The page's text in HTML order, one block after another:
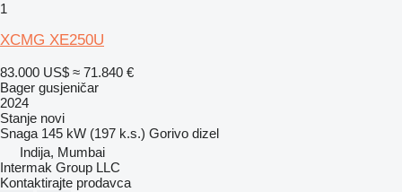
1
XCMG XE250U
83.000 US$ ≈ 71.840 €
Bager gusjeničar
2024
Stanje novi
Snaga 145 kW (197 k.s.) Gorivo dizel
Indija, Mumbai
Intermak Group LLC
Kontaktirajte prodavca